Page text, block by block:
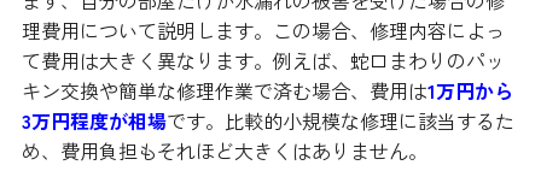
理費用について説明します。この場合、修理内容によっ
て費用は大きく異なります。例えば、蛇口まわりのパッ
キン交換や簡単な修理作業で済む場合、費用は1万円から
3万円程度が相場です。比較的小規模な修理に該当するた
め、費用負担もそれほど大きくはありません。